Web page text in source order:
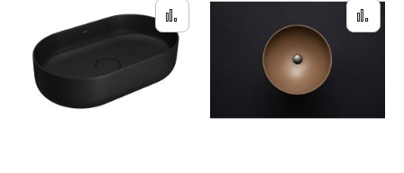
Adicionar para